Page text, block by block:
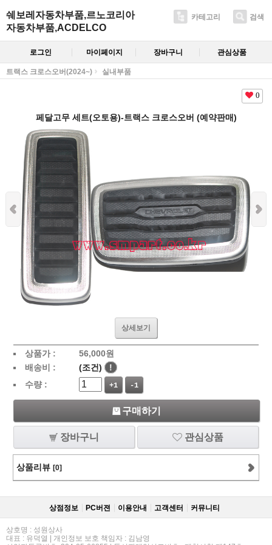
쉐보레자동차부품,르노코리아
자동차부품,ACDELCO
카테고리 검색
로그인 마이페이지 장바구니 관심상품
트랙스 크로스오버(2024~) 실내부품
0
페달고무 세트(오토용)-트랙스 크로스오버 (예약판매)
상세보기
상품가 : 56,000원
배송비 :
(조건)
!
수량 :
+1 -1
구매하기
장바구니 관심상품
상품리뷰 [0]
상점정보 PC버젼 이용안내 고객센터 커뮤니티
상호명 : 성원상사
대표 : 유덕열 | 개인정보 보호 책임자 : 김남영